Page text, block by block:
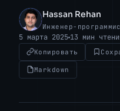
HR
Hassan Rehan
Инженер-
5 марта 2025 13 мин
Копировать
Markdown